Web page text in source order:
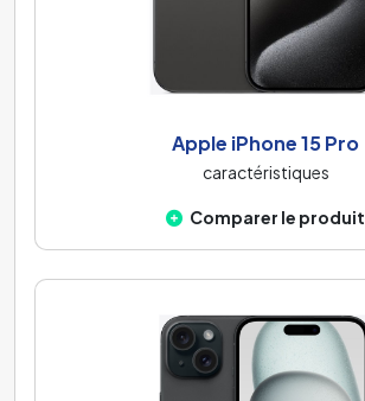
Apple iPhone 15 Pro
caractéristiques
Comparer le produit